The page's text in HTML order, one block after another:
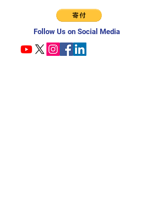
Follow Us on Social Media